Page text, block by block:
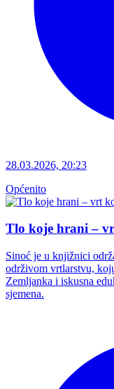
28.03.2026, 20:23
Općenito
Tlo koje hrani –
Sinoć je u knjižnici
održivom vrtlarstvu,
Zemljanka i iskusna
sjemena.